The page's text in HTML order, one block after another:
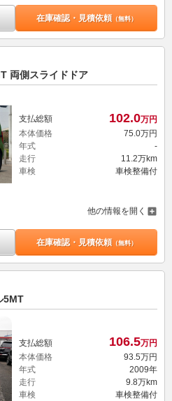
在庫確認・見積依頼（無料）
両側スライドドア
支払総額 102.0万円
本体価格
75. 0万円
年式
-
走行
11.2万km
車検
車検整備付
他の情報を開く
在庫確認・見積依頼（無料）
5MT
支払総額 106.5万円
本体価格
93.5万円
年式
2009年
走行
9.8万km
車検
車検整備付